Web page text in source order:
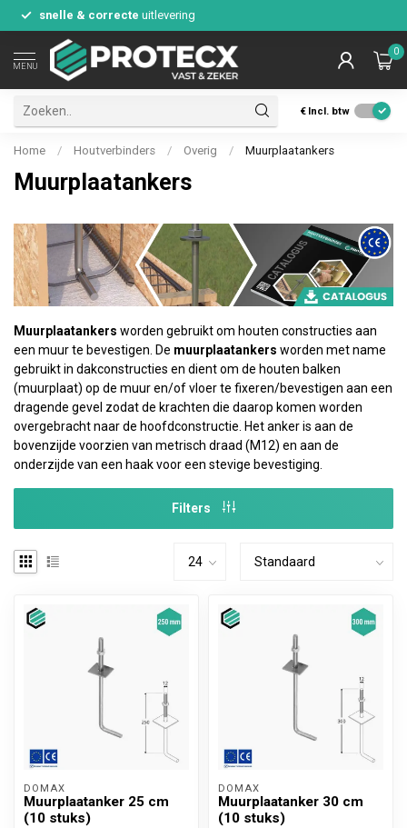
snelle & correcte uitlevering
MENU
0
€ Incl. btw
Home / Houtverbinders / Overig / Muurplaatankers
Muurplaatankers
Muurplaatankers worden gebruikt om houten constructies aan
een muur te bevestigen. De muurplaatankers worden met name
gebruikt in dakconstructies en dient om de houten balken
(muurplaat) op de muur en/of vloer te fixeren/bevestigen aan een
dragende gevel zodat de krachten die daarop komen worden
overgebracht naar de hoofdconstructie. Het anker is aan de
bovenzijde voorzien van metrisch draad (M12) en aan de
onderzijde van een haak voor een stevige bevestiging.
Filters
DOMAX
Muurplaatanker 25 cm
(10 stuks)
DOMAX
Muurplaatanker 30 cm
(10 stuks)